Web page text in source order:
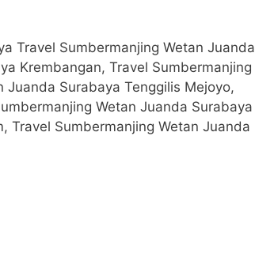
Travel Sumbermanjing Wetan Juanda
Krembangan, Travel Sumbermanjing
Surabaya Tenggilis Mejoyo,
Wetan Juanda Surabaya
Travel Sumbermanjing Wetan Juanda